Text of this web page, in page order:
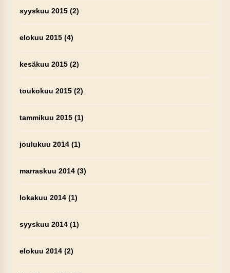
syyskuu 2015(2)
elokuu 2015(4)
kesäkuu 2015(2)
toukokuu 2015(2)
tammikuu 2015(1)
joulukuu 2014(1)
marraskuu 2014(3)
lokakuu 2014(1)
syyskuu 2014(1)
elokuu 2014(2)